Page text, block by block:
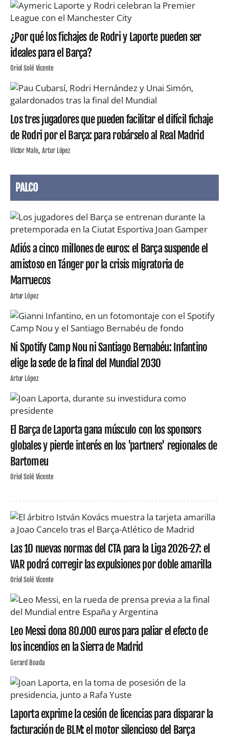
¿Por qué los fichajes de Rodri y Laporte pueden ser
ideales para el Barça?
Oriol Solé Vicente
Los tres jugadores que pueden facilitar el difícil fichaje
de Rodri por el Barça: para robárselo al Real Madrid
Víctor Malo Artur López
PALCO
Adiós a cinco millones de euros: el Barça suspende el
amistoso en Tánger por la crisis migratoria de
Marruecos
Artur López
Ni Spotify Camp Nou ni Santiago Bernabéu: Infantino
elige la sede de la final del Mundial 2030
Artur López
El Barça de Laporta gana músculo con los sponsors
globales y pierde interés en los 'partners' regionales de
Bartomeu
Oriol Solé Vicente
Las 10 nuevas normas del CTA para la Liga 2026-27: el
VAR podrá corregir las expulsiones por doble amarilla
Oriol Solé Vicente
Leo Messi dona 80.000 euros para paliar el efecto de
los incendios en la Sierra de Madrid
Gerard Boada
Laporta exprime la cesión de licencias para disparar la
facturación de BLM: el motor silencioso del Barça